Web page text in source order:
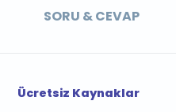
SORU & CEVAP
Ücretsiz Kaynaklar